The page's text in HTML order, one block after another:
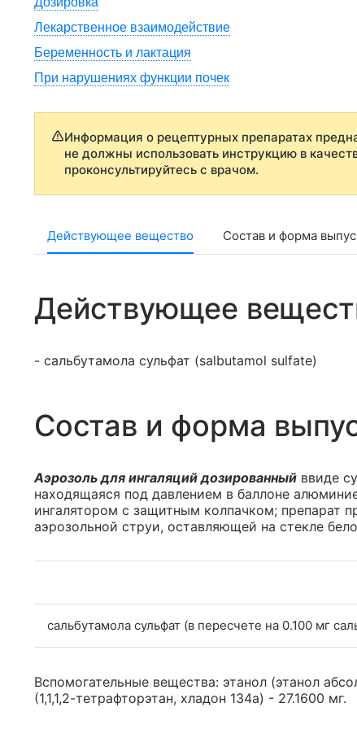
Лекарственное взаимодействие
Беременность и лактация
При нарушениях функции почек
Информация о рецептурных препаратах
не должны использовать инструкцию в
проконсультируйтесь с врачом.
Действующее вещество Состав и форма
Действующее
- сальбутамола сульфат (salbutamol sulfate)
Состав и форма
Аэрозоль для ингаляций дозированный ввиде
находящаяся под давлением в баллоне
ингалятором с защитным колпачком; препарат
аэрозольной струи, оставляющей на стекле
сальбутамола сульфат (в пересчете на 0.100 мг
Вспомогательные вещества: этанол (этанол
(1,1,1,2-тетрафторэтан, хладон 134а) - 27.1600 мг.